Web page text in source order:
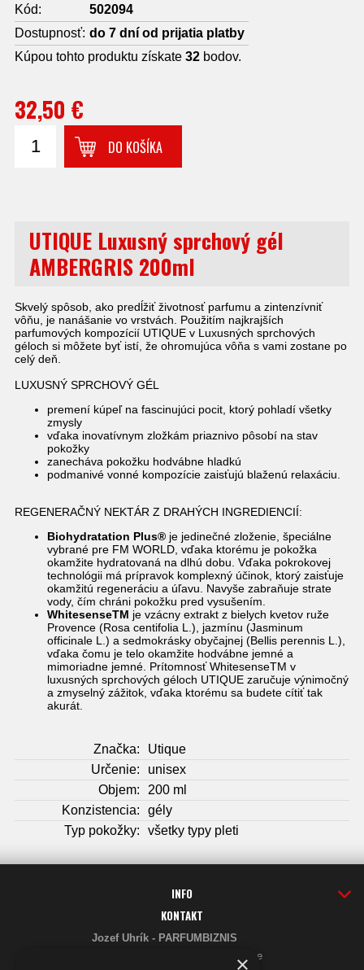
Kód:
502094
Dostupnosť: do 7 dní od prijatia platby
Kúpou tohto produktu získate 32 bodov.
32,50 €
DO KOŠÍKA
UTIQUE Luxusný sprchový gél
AMBERGRIS 200ml
Skvelý spôsob, ako predĺžiť životnosť parfumu a zintenzívniť
vôňu, je nanášanie vo vrstvách. Použitím najkrajších
parfumových kompozícií UTIQUE v Luxusných sprchových
géloch si môžete byť istí, že ohromujúca vôňa s vami zostane po
celý deň.
LUXUSNÝ SPRCHOVÝ GÉL
premení kúpeľ na fascinujúci pocit, ktorý pohladí všetky
zmysly
vďaka inovatívnym zložkám priaznivo pôsobí na stav
pokožky
zanecháva pokožku hodvábne hladkú
podmanivé vonné kompozície zaisťujú blaženú relaxáciu.
REGENERAČNÝ NEKTÁR Z DRAHÝCH INGREDIENCIÍ:
Biohydratation Plus® je jedinečné zloženie, špeciálne
vybrané pre FM WORLD, vďaka ktorému je pokožka
okamžite hydratovaná na dlhú dobu. Vďaka pokrokovej
technológii má prípravok komplexný účinok, ktorý zaisťuje
okamžitú regeneráciu a úľavu. Navyše zabraňuje strate
vody, čím chráni pokožku pred vysušením.
WhitesenseTM je vzácny extrakt z bielych kvetov ruže
Provence (Rosa centifolia L.), jazmínu (Jasminum
officinale L.) a sedmokrásky obyčajnej (Bellis perennis L.),
vďaka čomu je telo okamžite hodvábne jemné a
mimoriadne jemné. Prítomnosť WhitesenseTM v
luxusných sprchových géloch UTIQUE zaručuje výnimočný
a zmyselný zážitok, vďaka ktorému sa budete cítiť tak
akurát.
Značka:
Utique
Určenie:
unisex
Objem:
200 ml
Konzistencia:
gély
Typ pokožky:
všetky typy pleti
INFO
KONTAKT
Jozef Uhrík - PARFUMBIZNIS
Saratovská 2926/21 93405 Levice
×